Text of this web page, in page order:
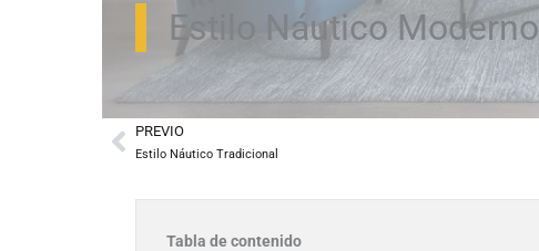
Estilo Náutico Moderno
Prev
PREVIO
Estilo Náutico Tradicional
Tabla de contenido